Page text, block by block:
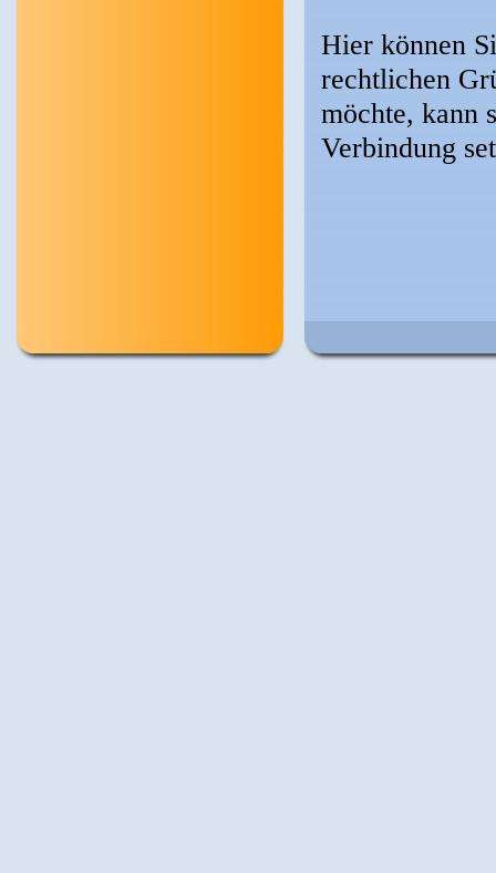
Hier können
rechtlichen
möchte, kann
Verbindung